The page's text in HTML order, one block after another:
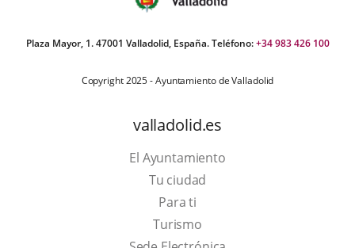
Plaza Mayor, 1. 47001 Valladolid, España. Teléfono:+34 983 426 100
Copyright 2025 - Ayuntamiento de Valladolid
valladolid.es
El Ayuntamiento
Tu ciudad
Para ti
TurismoEste